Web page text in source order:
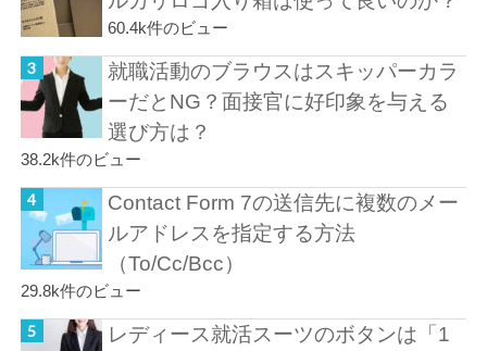
60.4k件のビュー
就職活動のブラウスはスキッパーカラ
ーだとNG？面接官に好印象を与える
選び方は？
38.2k件のビュー
Contact Form 7の送信先に複数のメー
ルアドレスを指定する方法
（To/Cc/Bcc）
29.8k件のビュー
レディース就活スーツのボタンは「1